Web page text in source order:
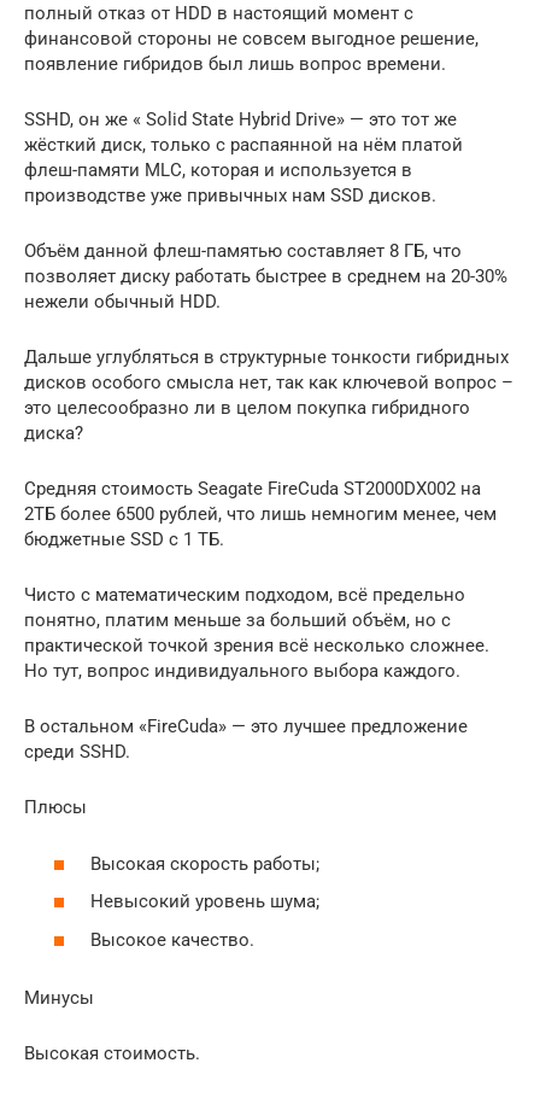
полный отказ от HDD в настоящий момент с
финансовой стороны не совсем выгодное решение,
появление гибридов был лишь вопрос времени.
SSHD, он же « Solid State Hybrid Drive» — это тот же
жёсткий диск, только с распаянной на нём платой
флеш-памяти MLC, которая и используется в
производстве уже привычных нам SSD дисков.
Объём данной флеш-памятью составляет 8 ГБ, что
позволяет диску работать быстрее в среднем на 20-30%
нежели обычный HDD.
Дальше углубляться в структурные тонкости гибридных
дисков особого смысла нет, так как ключевой вопрос –
это целесообразно ли в целом покупка гибридного
диска?
Средняя стоимость Seagate FireCuda ST2000DX002 на
2ТБ более 6500 рублей, что лишь немногим менее, чем
бюджетные SSD с 1 ТБ.
Чисто с математическим подходом, всё предельно
понятно, платим меньше за больший объём, но с
практической точкой зрения всё несколько сложнее.
Но тут, вопрос индивидуального выбора каждого.
В остальном «FireCuda» — это лучшее предложение
среди SSHD.
Плюсы
Высокая скорость работы;
Невысокий уровень шума;
Высокое качество.
Минусы
Высокая стоимость.